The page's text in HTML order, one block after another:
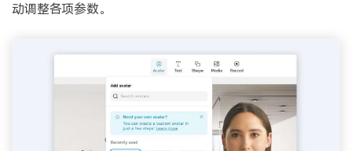
动调整各项参数。